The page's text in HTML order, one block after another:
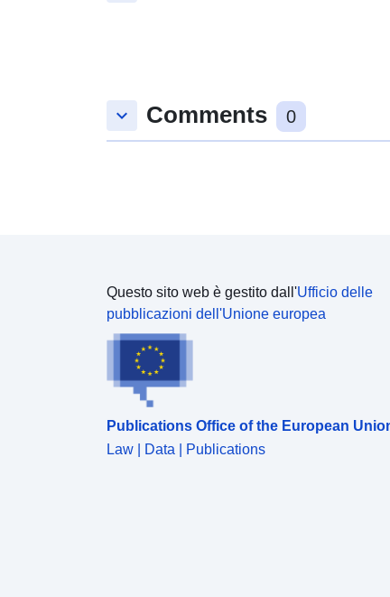
keyboard_arrow_down Comments 0
Questo sito web è gestito dall'Ufficio delle
pubblicazioni dell'Unione europea
Publications Office of the European
Law | Data | Publications